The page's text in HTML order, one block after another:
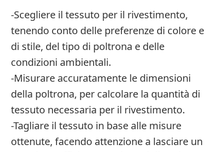
-Scegliere il tessuto per il rivestimento,
tenendo conto delle preferenze di colore e
di stile, del tipo di poltrona e delle
condizioni ambientali.
-Misurare accuratamente le dimensioni
della poltrona, per calcolare la quantità di
tessuto necessaria per il rivestimento.
-Tagliare il tessuto in base alle misure
ottenute, facendo attenzione a lasciare un